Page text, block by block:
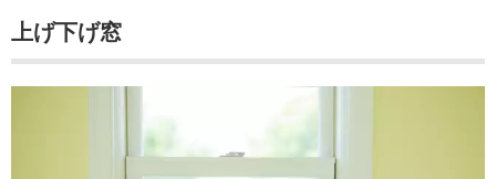
上げ下げ窓